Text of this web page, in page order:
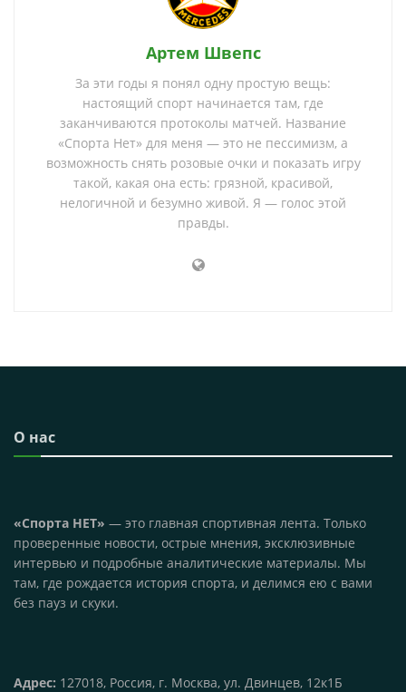
Артем Швепс
За эти годы я понял одну простую вещь:
настоящий спорт начинается там, где
заканчиваются протоколы матчей. Название
«Спорта Нет» для меня — это не пессимизм, а
возможность снять розовые очки и показать игру
такой, какая она есть: грязной, красивой,
нелогичной и безумно живой. Я — голос этой
правды.
О нас
«Спорта НЕТ» — это главная спортивная лента. Только
проверенные новости, острые мнения, эксклюзивные
интервью и подробные аналитические материалы. Мы
там, где рождается история спорта, и делимся ею с вами
без пауз и скуки.
Адрес: 127018, Россия, г. Москва, ул. Двинцев, 12к1Б